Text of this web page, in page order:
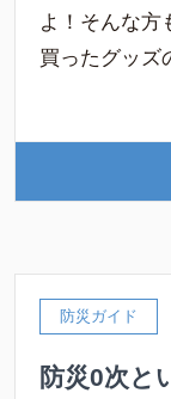
よ！そんな方
買ったグッ
防災ガイド
防災0次と